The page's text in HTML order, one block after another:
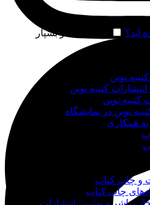
اید؟ مرا به خاطر بسپار
نوین
کتیبه نوین
کتیبه نوین
نوین در نمایشگاه‌
همکاری
و چاپ کتاب
چاپ کتاب
ناشر و بهترین انتشارات